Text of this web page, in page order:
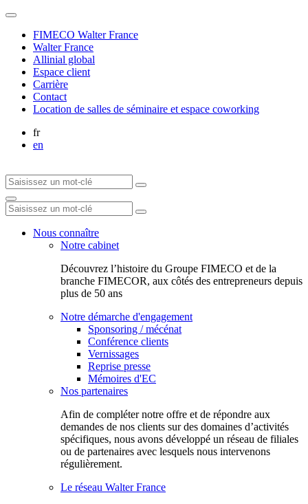
FIMECO Walter France
Walter France
Allinial global
Espace client
Carrière
Contact
Location de salles de séminaire et espace coworking
fr
en
Nous connaître
Notre cabinet
Découvrez l’histoire du Groupe FIMECO et de la
branche FIMECOR, aux côtés des entrepreneurs depuis
plus de 50 ans
Notre démarche d'engagement
Sponsoring / mécénat
Conférence clients
Vernissages
Reprise presse
Mémoires d'EC
Nos partenaires
Afin de compléter notre offre et de répondre aux
demandes de nos clients sur des domaines d’activités
spécifiques, nous avons développé un réseau de filiales
ou de partenaires avec lesquels nous intervenons
régulièrement.
Le réseau Walter France